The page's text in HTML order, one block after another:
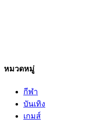
หมวดหมู่
กีฬา
บันเทิง
เกมส์